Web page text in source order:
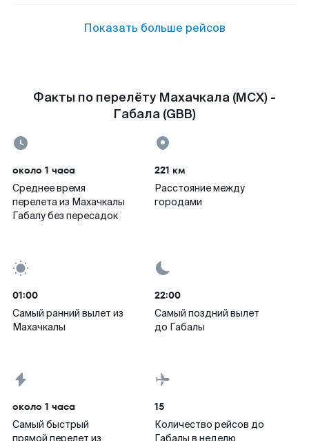
Показать больше рейсов
Факты по перелёту Махачкала (MCX) -
Габала (GBB)
около 1 часа
Среднее время
перелета из Махачкалы
Габалу без пересадок
221 км
Расстояние между
городами
01:00
Самый ранний вылет из
Махачкалы
22:00
Самый поздний вылет
до Габалы
около 1 часа
Самый быстрый
прямой перелет из
15
Количество рейсов до
Габалы в неделю